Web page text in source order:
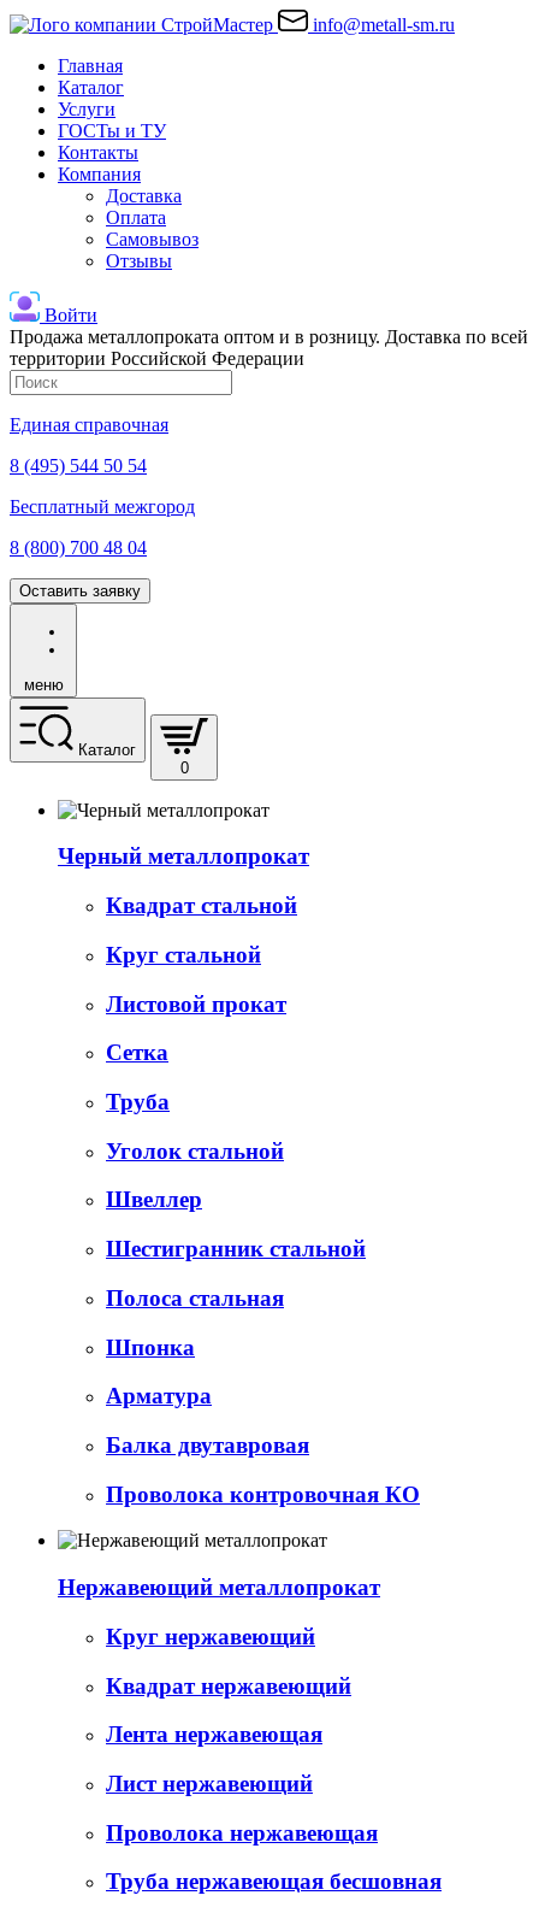
info@metall-sm.ru
Главная
Каталог
Услуги
ГОСТы и ТУ
Контакты
Компания
Доставка
Оплата
Самовывоз
Отзывы
Войти
Продажа металлопроката оптом и в розницу. Доставка по всей
территории Российской Федерации
Единая справочная
8 (495) 544 50 54
Бесплатный межгород
8 (800) 700 48 04
Оставить заявку
меню
Каталог
0
Черный металлопрокат
Квадрат стальной
Круг стальной
Листовой прокат
Сетка
Труба
Уголок стальной
Швеллер
Шестигранник стальной
Полоса стальная
Шпонка
Арматура
Балка двутавровая
Проволока контровочная КО
Нержавеющий металлопрокат
Круг нержавеющий
Квадрат нержавеющий
Лента нержавеющая
Лист нержавеющий
Проволока нержавеющая
Труба нержавеющая бесшовная